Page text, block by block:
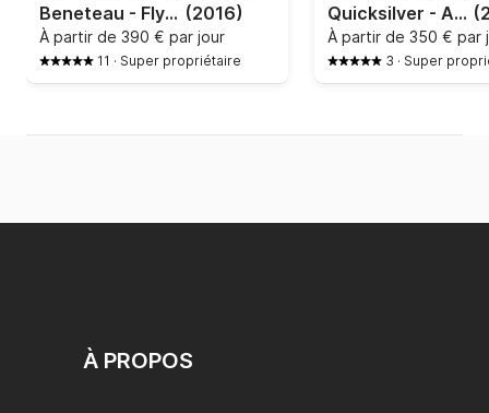
Beneteau - Flyer Sundeck 7.7 (2016)
À partir de 390 € par jour
11 · Super propriétaire
Quicksilver - Activ 555 Open
À partir de 350 € par
3 · Super
À PROPOS